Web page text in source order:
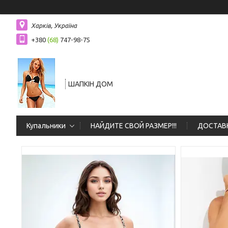
Харків, Україна
+380 (68) 747-98-75
ШАПКIН ДОМ
Купальники НАЙДИТЕ СВОЙ РАЗМЕР!!!